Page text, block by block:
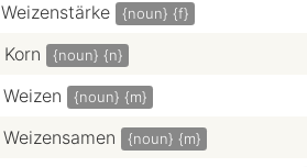
Weizenstärke {noun} {f}
Korn {noun} {n}
Weizen {noun} {m}
Weizensamen {noun} {m}